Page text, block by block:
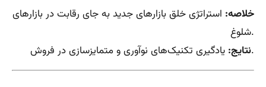
خلاصه: استراتژی خلق بازارهای جدید به جای رقابت در بازارهای
شلوغ.
نتایج:یادگیری تکنیک‌های نوآوری و متمایزسازی در فروش.